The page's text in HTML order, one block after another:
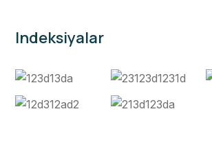
Indeksiyalar